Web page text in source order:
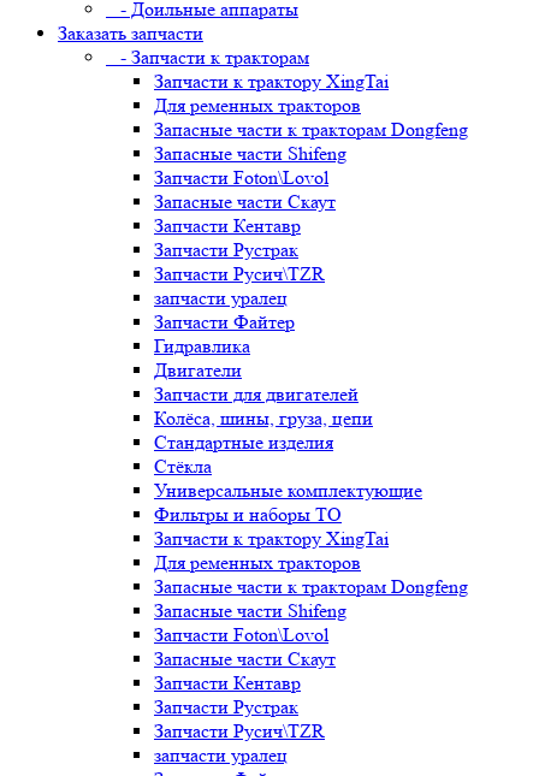
- Доильные аппараты
Заказать запчасти
- Запчасти к тракторам
Запчасти к трактору XingTai
Для ременных тракторов
Запасные части к тракторам Dongfeng
Запасные части Shifeng
Запчасти Foton\Lovol
Запасные части Скаут
Запчасти Кентавр
Запчасти Рустрак
Запчасти Русич\TZR
запчасти уралец
Запчасти Файтер
Гидравлика
Двигатели
Запчасти для двигателей
Колёса, шины, груза, цепи
Стандартные изделия
Стёкла
Универсальные комплектующие
Фильтры и наборы ТО
Запчасти к трактору XingTai
Для ременных тракторов
Запасные части к тракторам Dongfeng
Запасные части Shifeng
Запчасти Foton\Lovol
Запасные части Скаут
Запчасти Кентавр
Запчасти Рустрак
Запчасти Русич\TZR
запчасти уралец